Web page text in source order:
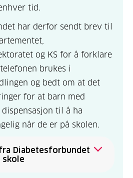
tid.
har derfor sendt brev til
og KS for å forklare
brukes i
og bedt om at det
for at barn med
til å ha
når de er på skolen.
Diabetesforbundet
skole